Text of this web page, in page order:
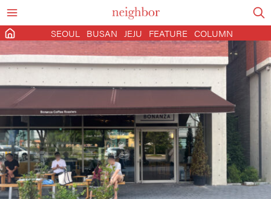
SEOUL BUSAN JEJU FEATURE COLUMN